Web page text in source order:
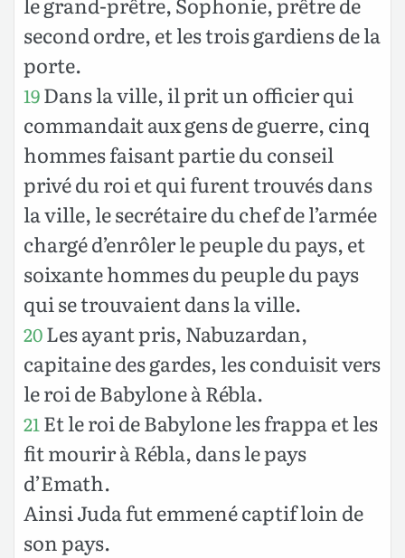
second ordre, et les trois gardiens de la
porte.
19Dans la ville, il prit un officier qui
commandait aux gens de guerre, cinq
hommes faisant partie du conseil
privé du roi et qui furent trouvés dans
la ville, le secrétaire du chef de l’armée
chargé d’enrôler le peuple du pays, et
soixante hommes du peuple du pays
qui se trouvaient dans la ville.
20Les ayant pris, Nabuzardan,
capitaine des gardes, les conduisit vers
le roi de Babylone à Rébla.
21 Et le roi de Babylone les frappa et les
fit mourir à Rébla, dans le pays
d’Emath.
Ainsi Juda fut emmené captif loin de
son pays.